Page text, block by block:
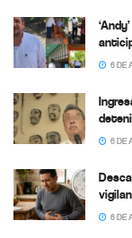
6 DE
6 DE
6 DE